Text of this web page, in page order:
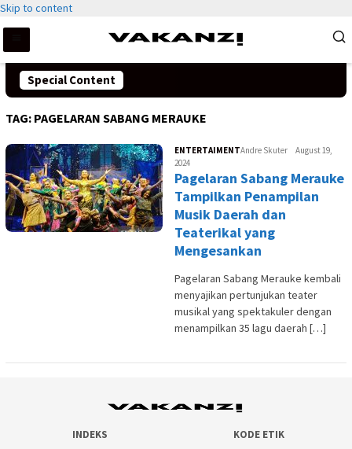
Skip to content
Special Content
TAG: PAGELARAN SABANG MERAUKE
ENTERTAIMENTAndre Skuter
August 19,
2024
Pagelaran Sabang Merauke
Tampilkan Penampilan
Musik Daerah dan
Teaterikal yang
Mengesankan
Pagelaran Sabang Merauke kembali
menyajikan pertunjukan teater
musikal yang spektakuler dengan
menampilkan 35 lagu daerah […]
INDEKS
KODE ETIK